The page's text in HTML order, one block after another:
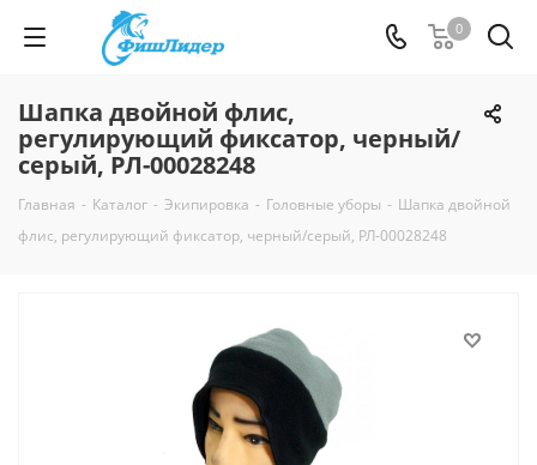
0
Шапка двойной флис,
регулирующий фиксатор, черный/
серый, РЛ-00028248
Главная - Каталог - Экипировка - Головные уборы - Шапка двойной
флис, регулирующий фиксатор, черный/серый, РЛ-00028248